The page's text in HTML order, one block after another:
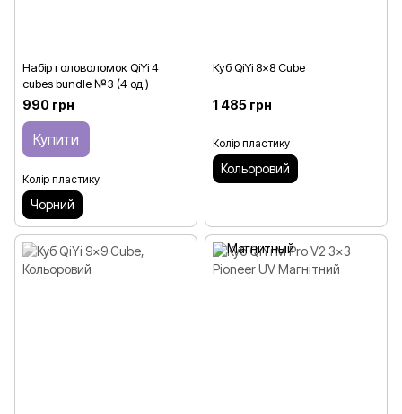
Набір головоломок QiYi 4
cubes bundle №3 (4 од.)
990 грн
Купити
Колір пластику
Чорний
Куб QiYi 8x8 Cube
1 485 грн
Колір пластику
Кольоровий